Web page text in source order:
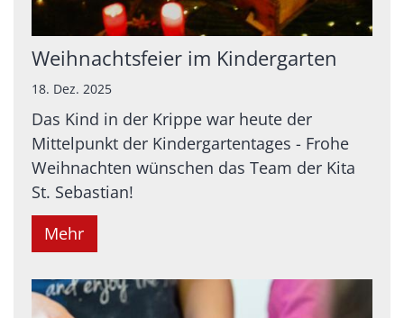
Weihnachtsfeier im Kindergarten
18. Dez. 2025
Das Kind in der Krippe war heute der
Mittelpunkt der Kindergartentages - Frohe
Weihnachten wünschen das Team der Kita
St. Sebastian!
Mehr